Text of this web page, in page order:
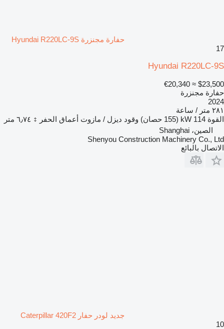
حفارة مجنزرة Hyundai R220LC-9S
17
Hyundai R220LC-9S
$23,500
≈ €20,340
حفارة مجنزرة
2024
٢٨١ متر / ساعة
القوة 114 kW (155 حصان) وقود ديزل / مازوت أعماق الحفر
٦٫٧٤ متر
الصين، Shanghai
Shenyou Construction Machinery Co., Ltd
الاتصال بالبائع
جديد لودر حفار Caterpillar 420F2
10